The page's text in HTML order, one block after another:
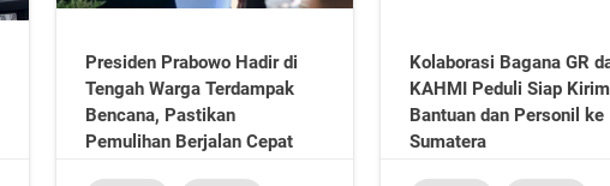
Presiden Prabowo Hadir di
Tengah Warga Terdampak
Bencana, Pastikan
Pemulihan Berjalan Cepat
Kolaborasi Bagana GR
KAHMI Peduli Siap
Bantuan dan Personil ke
Sumatera